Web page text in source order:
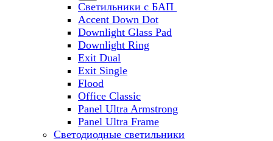
Светильники с БАП
Accent Down Dot
Downlight Glass Pad
Downlight Ring
Exit Dual
Exit Single
Flood
Office Classic
Panel Ultra Armstrong
Panel Ultra Frame
Светодиодные светильники